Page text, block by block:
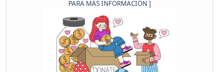
PARA MÁS INFORMACIÓN ]